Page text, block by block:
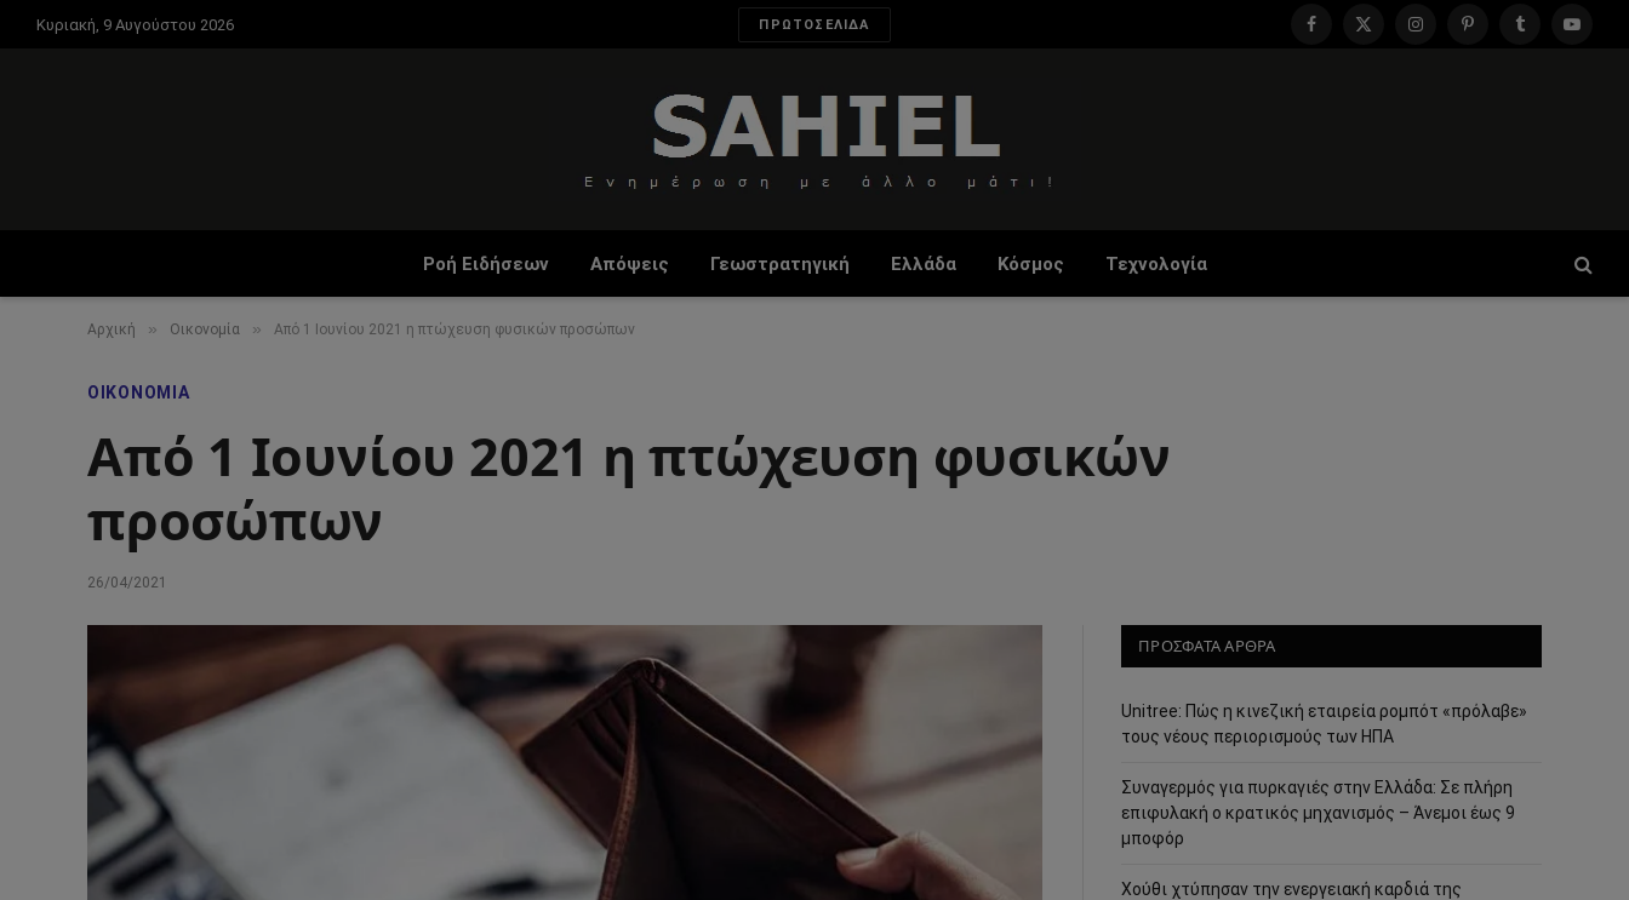
Κυριακή, 9 Αυγούστου 2026 ΠΡΩΤΟΣΕΛΙΔΑ
Facebook
X
InstagramPinterestTumblr
Ροή Ειδήσεων Απόψεις Γεωστρατηγική Ελλάδα Κόσμος Τεχνολογία
Αρχική » Οικονομία » Από 1 Ιουνίου 2021 η πτώχευση φυσικών προσώπων
ΟΙΚΟΝΟΜΊΑ
Από 1 Ιουνίου 2021 η πτώχευση φυσικών
προσώπων
26/04/2021
ΠΡΟΣΦΑΤΑ ΑΡΘΡΑ
Unitree: Πώς η κινεζική εταιρεία ρομπότ «πρόλαβε»
τους νέους περιορισμούς των ΗΠΑ
Συναγερμός για πυρκαγιές στην Ελλάδα: Σε πλήρη
επιφυλακή ο κρατικός μηχανισμός – Άνεμοι έως 9
μποφόρ
Χούθι χτύπησαν την ενεργειακή καρδιά της